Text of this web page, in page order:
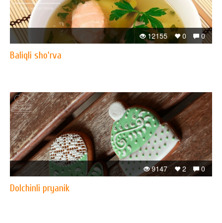
0
0
12155
Baliqli sho'rva
0
2
9147
Dolchinli pryanik